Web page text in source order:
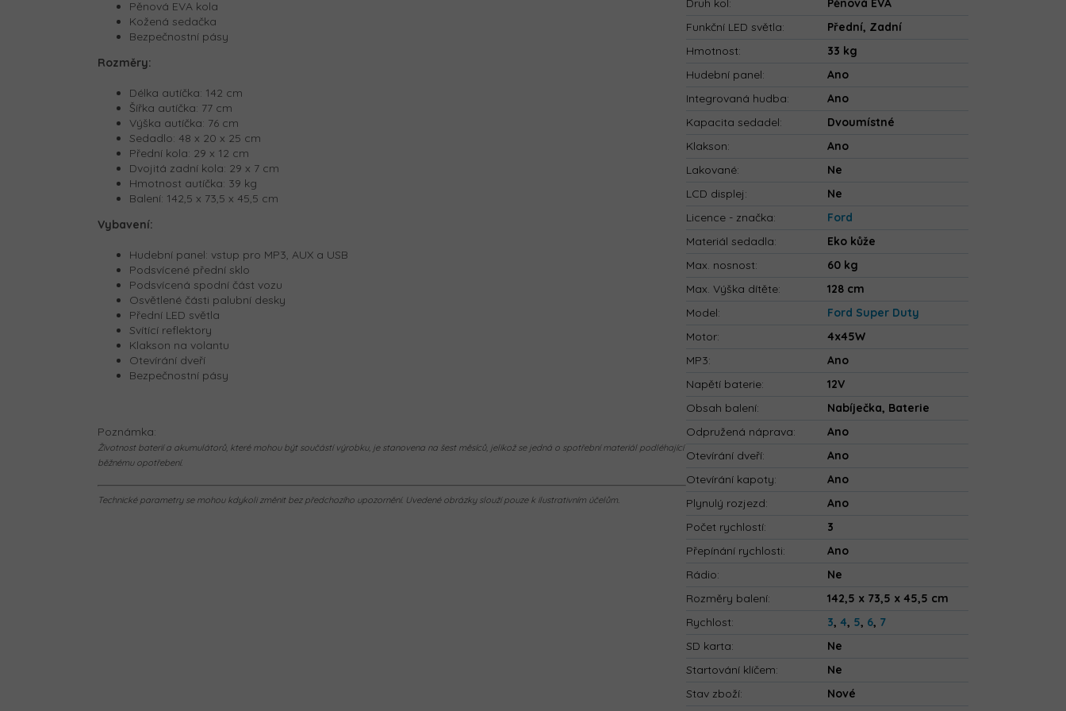
Pěnová EVA kola
Kožená sedačka
Bezpečnostní pásy
Rozměry:
Délka autíčka: 142 cm
Šířka autíčka: 77 cm
Výška autíčka: 76 cm
Sedadlo: 48 x 20 x 25 cm
Přední kola: 29 x 12 cm
Dvojitá zadní kola: 29 x 7 cm
Hmotnost autíčka: 39 kg
Balení: 142,5 x 73,5 x 45,5 cm
Vybavení:
Hudební panel: vstup pro MP3, AUX a USB
Podsvícené přední sklo
Podsvícená spodní část vozu
Osvětlené části palubní desky
Přední LED světla
Svítící reflektory
Klakson na volantu
Otevírání dveří
Bezpečnostní pásy
Poznámka:
Životnost baterií a akumulátorů, které mohou být součástí výrobku, je stanovena na šest měsíců, jelikož se jedná o spotřební materiál podléhající
běžnému opotřebení.
Technické parametry se mohou kdykoli změnit bez předchozího upozornění. Uvedené obrázky slouží pouze k ilustrativním účelům.
Druh kol:
Pěnová EVA
Funkční LED světla:
Přední, Zadní
Hmotnost:
33 kg
Hudební panel:
Ano
Integrovaná hudba:
Ano
Kapacita sedadel:
Dvoumístné
Klakson:
Ano
Lakované:
Ne
LCD displej:
Ne
Licence - značka:
Ford
Materiál sedadla:
Eko kůže
Max. nosnost:
60 kg
Max. Výška dítěte:
128 cm
Model:
Ford Super Duty
Motor:
4x45W
MP3:
Ano
Napětí baterie:
12V
Obsah balení:
Nabíječka, Baterie
Odpružená náprava:
Ano
Otevírání dveří:
Ano
Otevírání kapoty:
Ano
Plynulý rozjezd:
Ano
Počet rychlostí:
3
Přepínání rychlosti:
Ano
Rádio:
Ne
Rozměry balení:
142,5 x 73,5 x 45,5 cm
Rychlost: 3,4, 5, 6, 7
SD karta:
Ne
Startování klíčem:
Ne
Stav zboží:
Nové